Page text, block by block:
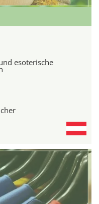
esoterische